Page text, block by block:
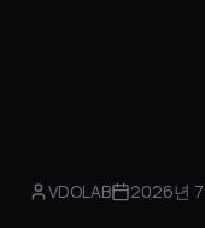
VDOLAB 2026년